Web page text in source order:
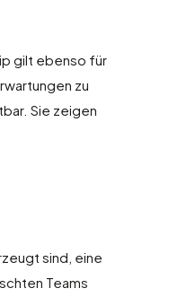
gilt ebenso für
zu
Sie zeigen
sind, eine
Teams